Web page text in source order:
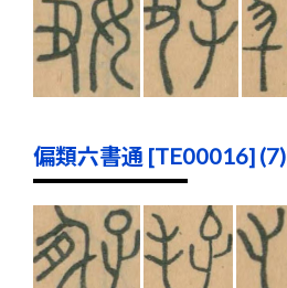
偏類六書通 [TE00016] (7)